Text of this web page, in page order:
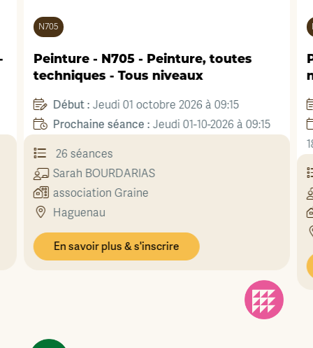
N705
Peinture - N705 - Peinture, toutes
techniques - Tous niveaux
Début : Jeudi 01 octobre 2026 à 09:15
Prochaine séance : Jeudi 01-10-2026 à 09:15
26 séances
Sarah BOURDARIAS
association Graine
Haguenau
En savoir plus & s'inscrire